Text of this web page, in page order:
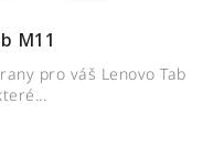
M11
pro váš Lenovo Tab